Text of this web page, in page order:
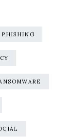
PHISHING